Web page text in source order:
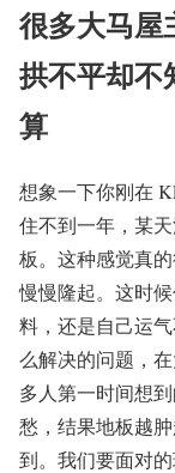
很多大马屋
拱不平却不
算
想象一下你刚在
住不到一年，某
板。这种感觉真
慢慢隆起。这时
料，还是自己运
么解决的问题，
多人第一时间想
愁，结果地板越
到。我们要面对